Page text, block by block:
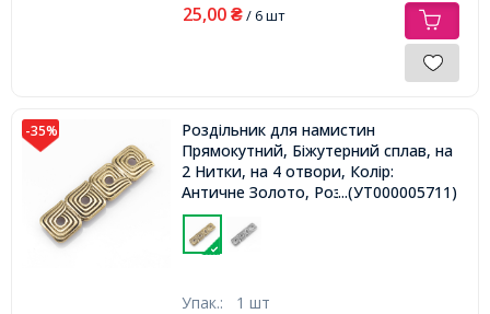
25,00 ₴/ 6 шт
-35%
Роздільник для намистин
Прямокутний, Біжутерний сплав, на
2 Нитки, на 4 отвори, Колір:
Античне Золото, Розмір:
55х15х2мм, Отвір: 1мм,
...(УТ000005711)
Упак.: 1 шт